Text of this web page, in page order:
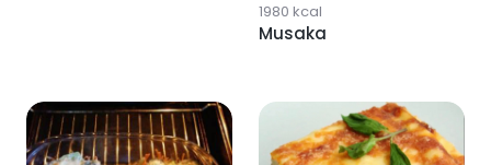
1980 kcal
Musaka